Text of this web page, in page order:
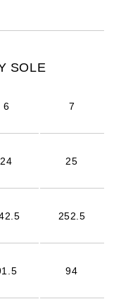
SOLE
6 7
24 25
252.5
94